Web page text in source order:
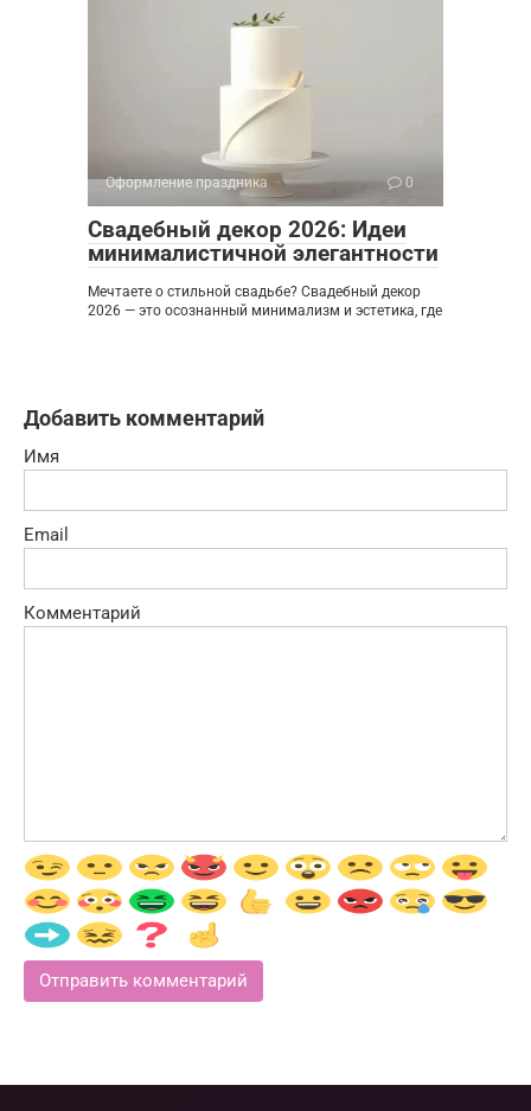
Оформление праздника 0
Свадебный декор 2026: Идеи
минималистичной элегантности
Мечтаете о стильной свадьбе? Свадебный декор
2026 — это осознанный минимализм и эстетика, где
Добавить комментарий
Имя
Email
Комментарий